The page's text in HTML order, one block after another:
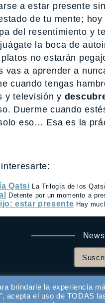
a estar presente
de tu mente;
del resentimiento y
la boca de
no estarán
vas a aprender a
cuando tengas
y televisión y
Duerme cuando
eso… Esa es la
Qatsi La Trilogía de los
Detente por un momento a
estar presente Hay
brindarle la experiencia
acepta el uso de TODAS